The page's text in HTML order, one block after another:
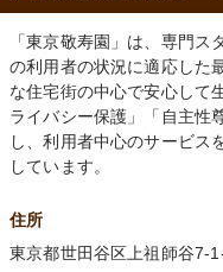
「東京敬寿園」は、専門ス
の利用者の状況に適応した
な住宅街の中心で安心して
ライバシー保護」「自主性
し、利用者中心のサービス
しています。
住所
東京都世田谷区上祖師谷7-